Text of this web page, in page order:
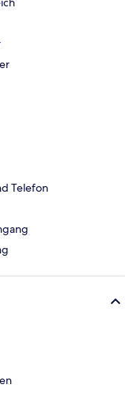
Telefon